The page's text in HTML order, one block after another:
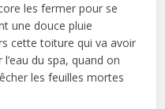
les fermer pour se
une douce pluie
cette toiture qui va avoir
du spa, quand on
les feuilles mortes